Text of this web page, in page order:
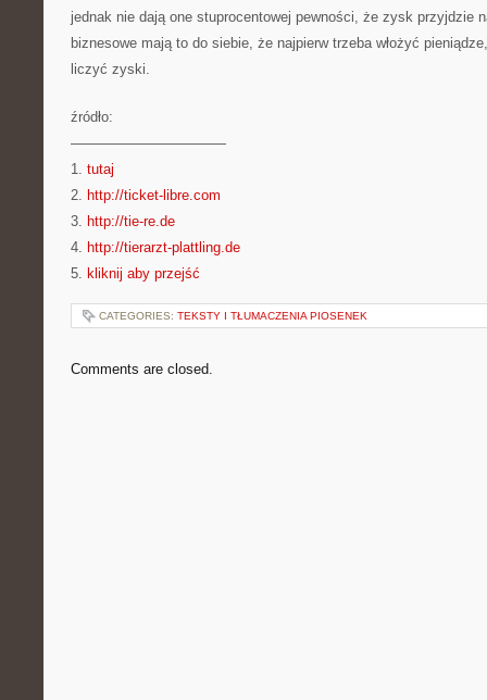
jednak nie dają one stuprocentowej pewności, że zysk przyjdzie
biznesowe mają to do siebie, że najpierw trzeba włożyć
liczyć zyski.
źródło:
———————————
1. tutaj
2. http://ticket-libre.com
3. http://tie-re.de
4. http://tierarzt-plattling.de
5. kliknij aby przejść
CATEGORIES: TEKSTY I TŁUMACZENIA PIOSENEK
Comments are closed.